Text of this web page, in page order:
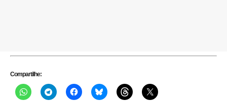
Compartilhe: